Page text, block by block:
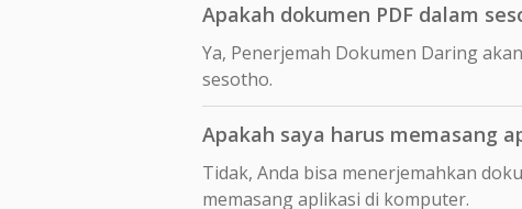
Apakah dokumen PDF dalam
Ya, Penerjemah Dokumen Daring
sesotho.
Apakah saya harus memasang
Tidak, Anda bisa menerjemahkan
memasang aplikasi di komputer.